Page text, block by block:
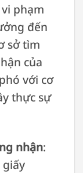
phạm
đến
sở tìm
của
với cơ
thực sự
nhận: